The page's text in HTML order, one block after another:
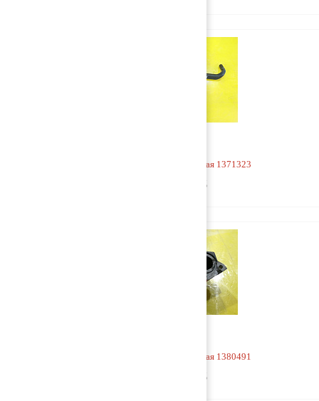
Горловина маслозаливная 1371323
1 500 руб
Горловина маслозаливная 1380491
1 000 руб